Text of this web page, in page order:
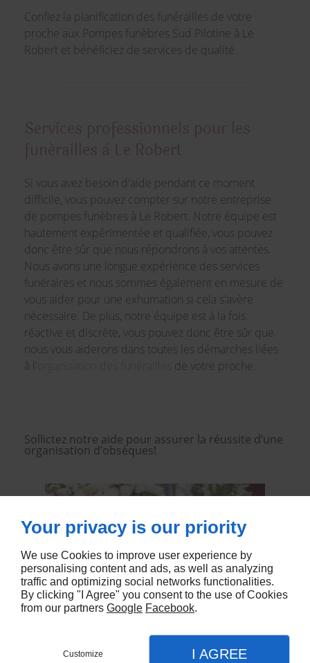
Confiez la planification des funérailles de votre
proche aux Pompes funèbres Sud Pilotine à Le
Robert et bénéficiez de services de qualité.
Si vous avez besoin d'aide pendant ce moment
difficile, vous pouvez compter sur notre entreprise
de pompes funèbres à Le Robert. Notre équipe est
hautement expérimentée et qualifiée, vous pouvez
donc être sûr que nous répondrons à vos attentes.
Nous avons une longue expérience des services
funéraires et nous sommes également en mesure de
vous aider pour une exhumation si cela s'avère
nécessaire. De plus, notre équipe est à la fois
réactive et discrète, vous pouvez donc être sûr que
nous vous aiderons dans toutes les démarches liées
à l'
de votre proche.
Sollictez notre aide pour assurer la réussite d’une
organisation d’obsèques!
Creation site vitrine
Your privacy is our priority
We use Cookies to improve user experience by
personalising content and ads, as well as analyzing
traffic and optimizing social networks functionalities.
By clicking "I Agree" you consent to the use of Cookies
from our partners Google Facebook.
Customize I AGREE